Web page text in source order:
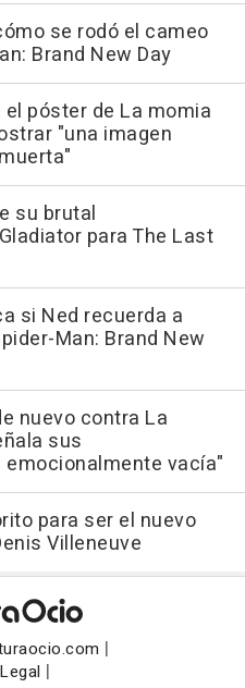
se rodó el cameo
Brand New Day
póster de La momia
"una imagen
su brutal
para The Last
si Ned recuerda a
Man: Brand New
nuevo contra La
sus
vacía"
para ser el nuevo
Villeneuve
|
|